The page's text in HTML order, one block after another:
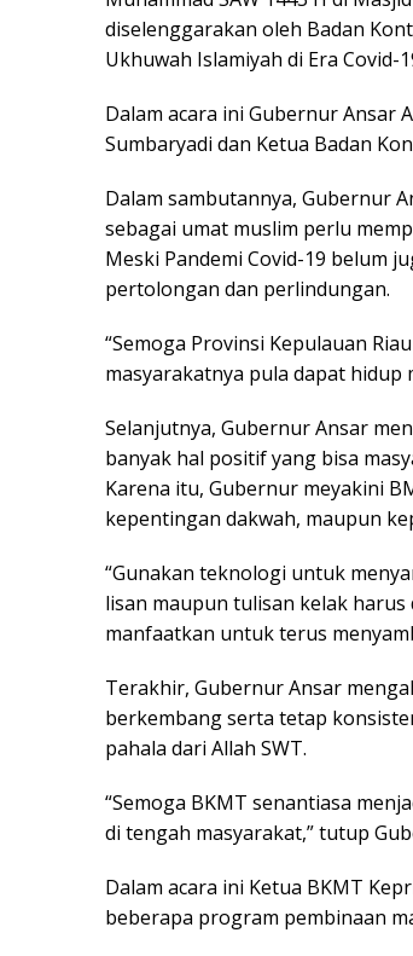
diselenggarakan oleh Badan
Ukhuwah Islamiyah di Era Covid-
Dalam acara ini Gubernur Ansar
Sumbaryadi dan Ketua Badan
Dalam sambutannya, Gubernur
sebagai umat muslim perlu
Meski Pandemi Covid-19 belum
pertolongan dan perlindungan.
“Semoga Provinsi Kepulauan
masyarakatnya pula dapat hidup
Selanjutnya, Gubernur Ansar
banyak hal positif yang bisa
Karena itu, Gubernur meyakini
kepentingan dakwah, maupun
“Gunakan teknologi untuk
lisan maupun tulisan kelak
manfaatkan untuk terus
Terakhir, Gubernur Ansar
berkembang serta tetap
pahala dari Allah SWT.
“Semoga BKMT senantiasa
di tengah masyarakat,” tutup
Dalam acara ini Ketua BKMT
beberapa program pembinaan